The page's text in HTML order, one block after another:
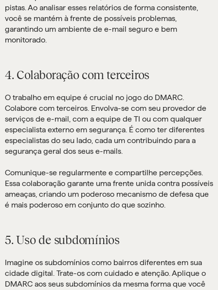
pistas. Ao analisar esses relatórios de forma consistente,
você se mantém à frente de possíveis problemas,
garantindo um ambiente de e-mail seguro e bem
monitorado.
4. Colaboração com terceiros
O trabalho em equipe é crucial no jogo do DMARC.
Colabore com terceiros. Envolva-se com seu provedor de
serviços de e-mail, com a equipe de TI ou com qualquer
especialista externo em segurança. É como ter diferentes
especialistas do seu lado, cada um contribuindo para a
segurança geral dos seus e-mails.
Comunique-se regularmente e compartilhe percepções.
Essa colaboração garante uma frente unida contra possíveis
ameaças, criando um poderoso mecanismo de defesa que
é mais poderoso em conjunto do que sozinho.
5. Uso de subdomínios
Imagine os subdomínios como bairros diferentes em sua
cidade digital. Trate-os com cuidado e atenção. Aplique o
DMARC aos seus subdomínios da mesma forma que você